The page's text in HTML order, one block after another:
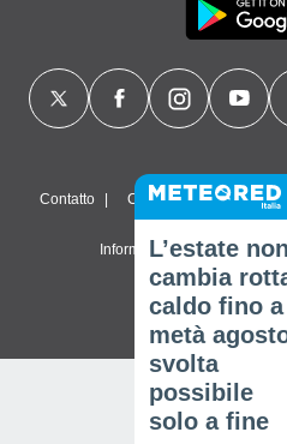
Contatto Chi siamo FAQ
Informativa sulla privacy
© 2026 Meteored.
L’estate non
cambia
caldo fino a
metà
svolta
possibile
solo a fine